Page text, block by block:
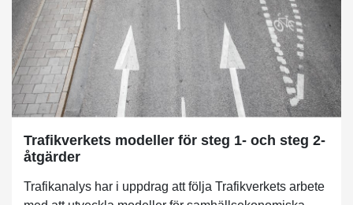
Trafikverkets modeller för steg 1- och steg 2-
åtgärder
Trafikanalys har i uppdrag att följa Trafikverkets arbete